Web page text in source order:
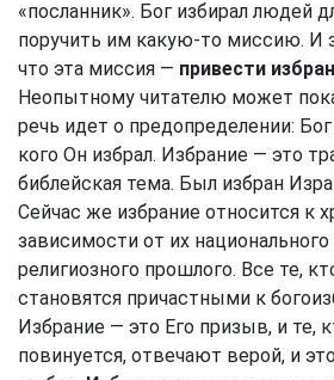
«посланник». Бог избирал людей
поручить им какую-то миссию. И
что эта миссия — привести
Неопытному читателю может
речь идет о предопределении:
кого Он избрал. Избрание — это
библейская тема. Был избран
Сейчас же избрание относится к
зависимости от их
религиозного прошлого. Все те,
становятся причастными к
Избрание — это Его призыв, и те,
повинуется, отвечают верой, и